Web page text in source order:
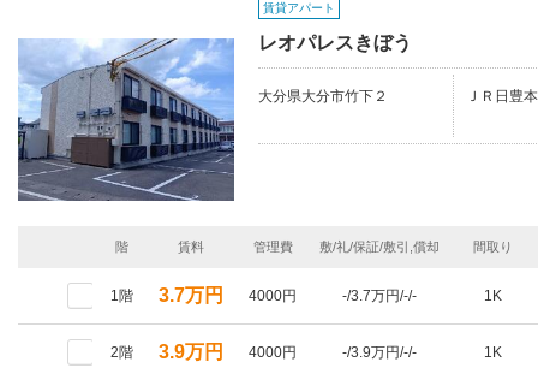
賃貸アパート
レオパレスきぼう
大分県大分市竹下２ ＪＲ日豊
階 賃料 管理費 敷/礼/保証/敷引,償却 間取り
1階 3.7万円 4000円 -/3.7万円/-/- 1K
2階 3.9万円 4000円 -/3.9万円/-/- 1K